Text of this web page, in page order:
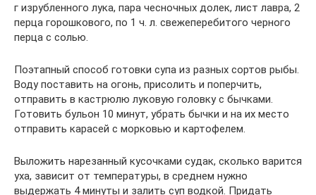
г изрубленного лука, пара чесночных долек, лист лавра, 2
перца горошкового, по 1 ч. л. свежеперебитого черного
перца с солью.
Поэтапный способ готовки супа из разных сортов рыбы.
Воду поставить на огонь, присолить и поперчить,
отправить в кастрюлю луковую головку с бычками.
Готовить бульон 10 минут, убрать бычки и на их место
отправить карасей с морковью и картофелем.
Выложить нарезанный кусочками судак, сколько варится
уха, зависит от температуры, в среднем нужно
выдержать 4 минуты и залить суп водкой. Придать